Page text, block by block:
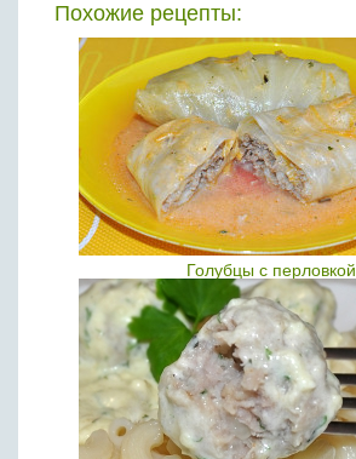
Похожие рецепты:
Голубцы с перловкой